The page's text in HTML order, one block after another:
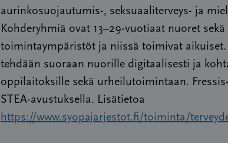
aurinkosuojautumis-, seksuaaliterveys- ja
Kohderyhmiä ovat 13–29-vuotiaat nuoret
toimintaympäristöt ja niissä toimivat aikuiset.
tehdään suoraan nuorille digitaalisesti ja
oppilaitoksille sekä urheilutoimintaan.
STEA-avustuksella. Lisätietoa
https://www.syopajarjestot.fi/toiminta/